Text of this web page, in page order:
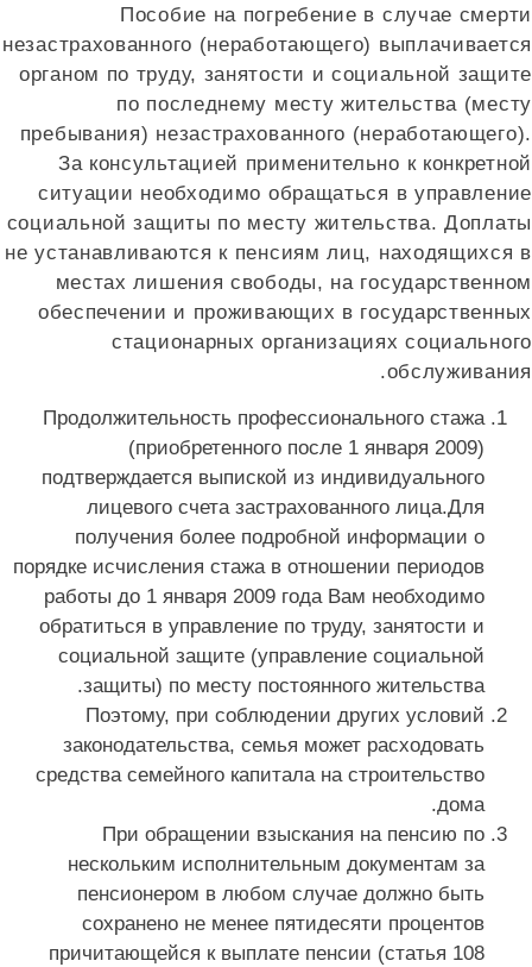
Пособие на погребение в случае
незастрахованного (неработающего)
органом по труду, занятости и социальной
по последнему месту жительства
пребывания) незастрахованного
За консультацией применительно к
ситуации необходимо обращаться в
социальной защиты по месту жительства.
не устанавливаются к пенсиям лиц, находящихся
местах лишения свободы, на
обеспечении и проживающих в
стационарных организациях
Продолжительность профессионального стажа
(приобретенного после 1 января 2009)
подтверждается выпиской из индивидуального
лицевого счета застрахованного лица.Для
получения более подробной информации о
порядке исчисления стажа в отношении периодов
работы до 1 января 2009 года Вам необходимо
обратиться в управление по труду, занятости и
социальной защите (управление социальной
защиты) по месту постоянного жительства.
Поэтому, при соблюдении других условий
законодательства, семья может расходовать
средства семейного капитала на строительство
дома.
При обращении взыскания на пенсию по
нескольким исполнительным документам за
пенсионером в любом случае должно быть
сохранено не менее пятидесяти процентов
причитающейся к выплате пенсии (статья 108